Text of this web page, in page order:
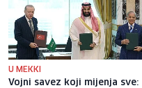
U MEKKI
Vojni savez koji mijenja sve: